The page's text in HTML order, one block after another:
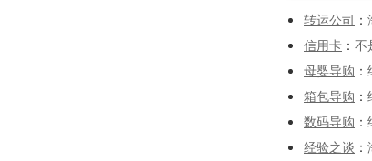
转运公司 ：
信用卡 ： 不
母婴导购 ：
箱包导购 ：
数码导购 ：
经验之谈 ：